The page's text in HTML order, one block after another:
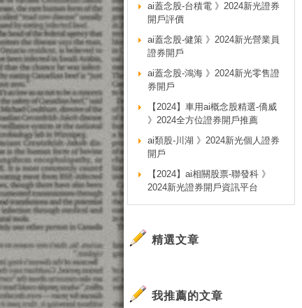
ai蓋念股-台積電 》2024新光證券
開戶評價
ai蓋念股-健策 》2024新光營業員
證券開戶
ai蓋念股-鴻海 》2024新光零售證
券開戶
【2024】車用ai概念股精選-僑威
》2024全方位證券開戶推薦
ai類股-川湖 》2024新光個人證券
開戶
【2024】ai相關股票-聯發科 》
2024新光證券開戶資訊平台
精選文章
我推薦的文章